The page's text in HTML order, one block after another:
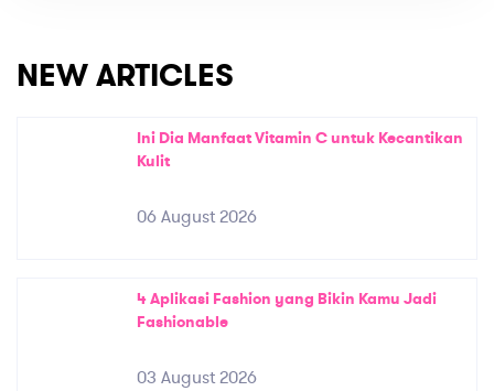
NEW ARTICLES
Ini Dia Manfaat Vitamin C untuk Kecantikan
Kulit
06 August 2026
4 Aplikasi Fashion yang Bikin Kamu Jadi
Fashionable
03 August 2026